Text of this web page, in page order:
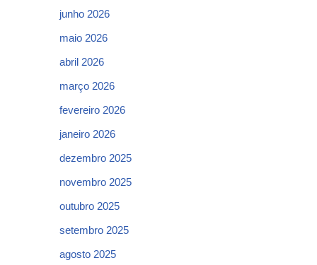
junho 2026
maio 2026
abril 2026
março 2026
fevereiro 2026
janeiro 2026
dezembro 2025
novembro 2025
outubro 2025
setembro 2025
agosto 2025